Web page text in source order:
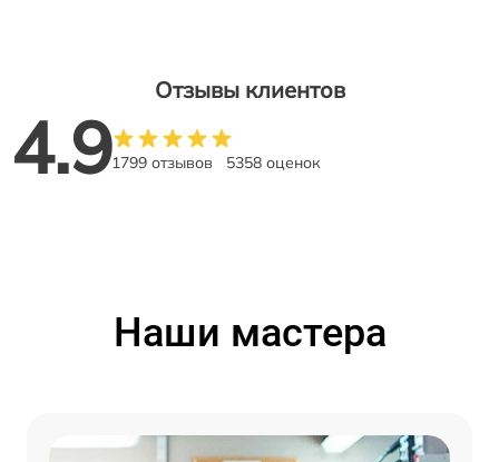
Отзывы клиентов
4.91799 отзывов 5358 оценок
Наши мастера